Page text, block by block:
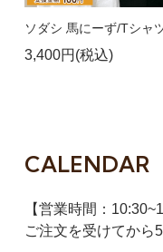
ソダシ 馬にーず/Tシャ
3,400円(税込)
CALENDAR
【営業時間：
ご注文を受けてから